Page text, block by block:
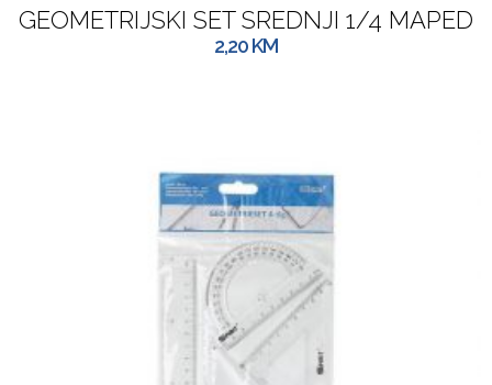
GEOMETRIJSKI SET SREDNJI 1/4 MAPED
2,20KM